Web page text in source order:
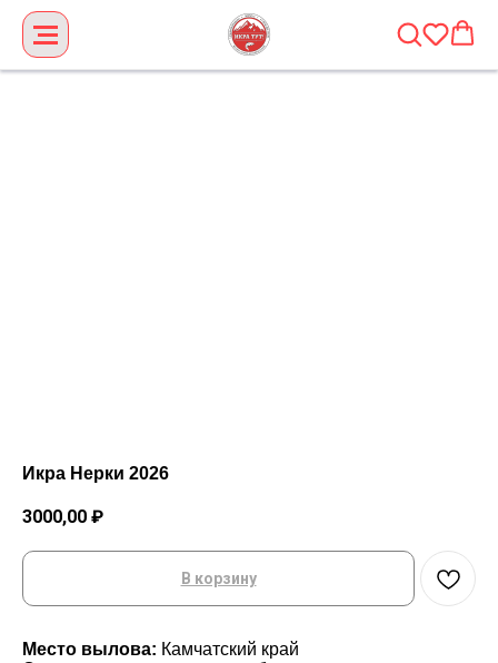
Икра Нерки 2026
3000,00 ₽
В корзину
Место вылова: Камчатский край